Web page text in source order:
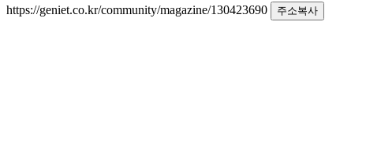
https://geniet.co.kr/community/magazine/130423690
주소복사